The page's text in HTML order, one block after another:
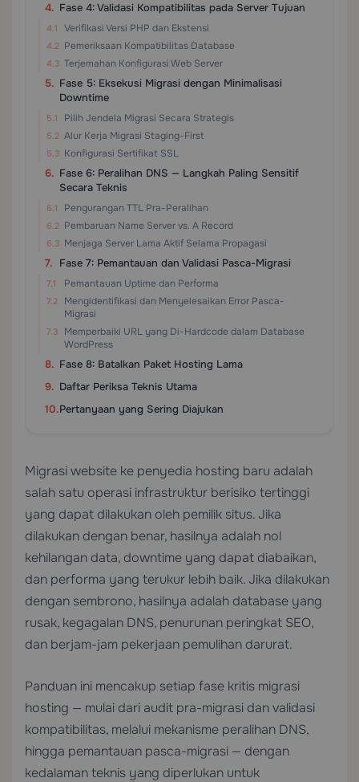
Fase 4: Validasi Kompatibilitas pada Server Tujuan
Verifikasi Versi PHP dan Ekstensi
Pemeriksaan Kompatibilitas Database
Terjemahan Konfigurasi Web Server
Fase 5: Eksekusi Migrasi dengan Minimalisasi
Downtime
Pilih Jendela Migrasi Secara Strategis
Alur Kerja Migrasi Staging-First
Konfigurasi Sertifikat SSL
Fase 6: Peralihan DNS — Langkah Paling Sensitif
Secara Teknis
Pengurangan TTL Pra-Peralihan
Pembaruan Name Server vs. A Record
Menjaga Server Lama Aktif Selama Propagasi
Fase 7: Pemantauan dan Validasi Pasca-Migrasi
Pemantauan Uptime dan Performa
Mengidentifikasi dan Menyelesaikan Error Pasca-
Migrasi
Memperbaiki URL yang Di-Hardcode dalam Database
WordPress
Fase 8: Batalkan Paket Hosting Lama
Daftar Periksa Teknis Utama
Pertanyaan yang Sering Diajukan
Migrasi website ke penyedia hosting baru adalah
salah satu operasi infrastruktur berisiko tertinggi
yang dapat dilakukan oleh pemilik situs. Jika
dilakukan dengan benar, hasilnya adalah nol
kehilangan data, downtime yang dapat diabaikan,
dan performa yang terukur lebih baik. Jika dilakukan
dengan sembrono, hasilnya adalah database yang
rusak, kegagalan DNS, penurunan peringkat SEO,
dan berjam-jam pekerjaan pemulihan darurat.
Panduan ini mencakup setiap fase kritis migrasi
hosting — mulai dari audit pra-migrasi dan validasi
kompatibilitas, melalui mekanisme peralihan DNS,
hingga pemantauan pasca-migrasi — dengan
kedalaman teknis yang diperlukan untuk